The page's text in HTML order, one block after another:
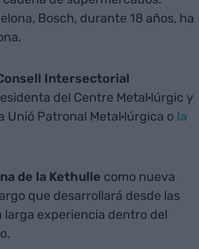
Bosch, durante 18 años, ha
Intersectorial
del Centre Metal·lúrgic y
Patronal Metal·lúrgica o la
de la Kethulle como nueva
que desarrollará desde las
larga experiencia dentro del